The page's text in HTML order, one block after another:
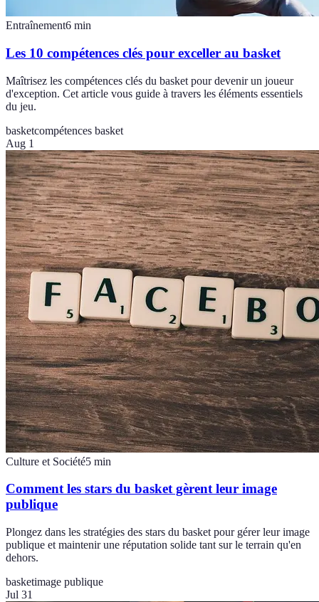
Entraînement6 min
Les 10 compétences clés pour exceller au basket
Maîtrisez les compétences clés du basket pour devenir un joueur
d'exception. Cet article vous guide à travers les éléments essentiels
du jeu.
basketcompétences basket
Aug 1
Culture et Société5 min
Comment les stars du basket gèrent leur image
publique
Plongez dans les stratégies des stars du basket pour gérer leur image
publique et maintenir une réputation solide tant sur le terrain qu'en
dehors.
basketimage publique
Jul 31